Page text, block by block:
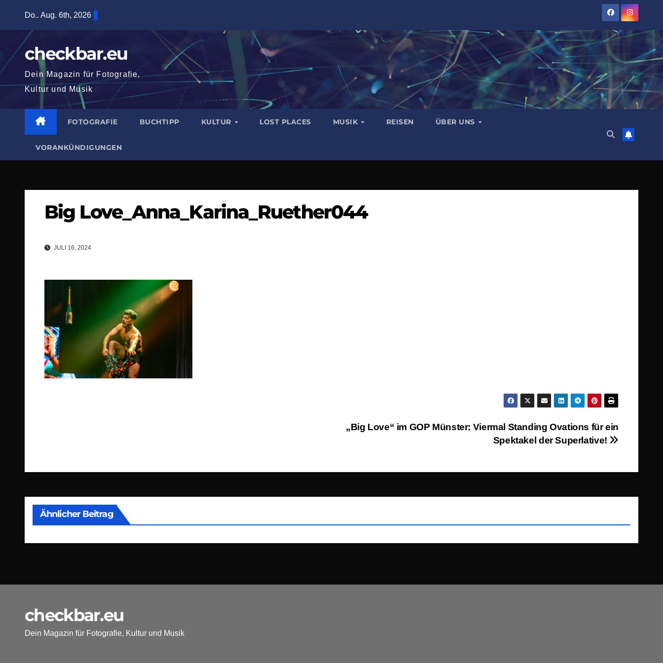
springen
Do.. Aug. 6th, 2026
checkbar.eu
Dein Magazin für Fotografie,
Kultur und Musik
FOTOGRAFIE BUCHTIPP KULTUR LOST PLACES MUSIK REISEN ÜBER UNS
VORANKÜNDIGUNGEN
Big Love_Anna_Karina_Ruether044
JULI 16, 2024
„Big Love“ im GOP Münster: Viermal Standing Ovations für ein
Spektakel der Superlative!
Ähnlicher Beitrag
checkbar.eu
Dein Magazin für Fotografie, Kultur und Musik